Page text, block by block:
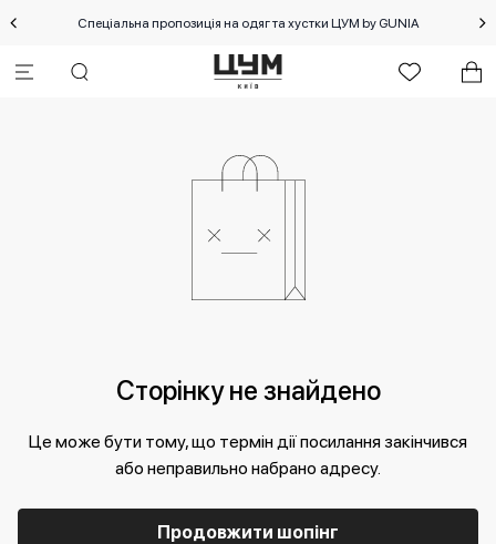
Спеціальна пропозиція на одяг та хустки ЦУМ by GUNIA
Сторінку не знайдено
Це може бути тому, що термін дії посилання закінчився
або неправильно набрано адресу.
Продовжити шопінг